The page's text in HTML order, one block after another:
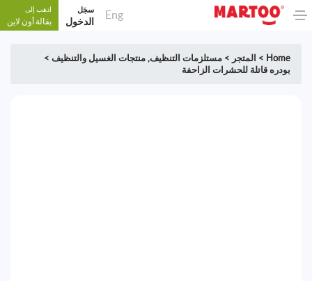
Eng سجَل
الدخول
اذهب إلى
بقالة أون لاين
Home
> المتجر > مستلزمات التنظيف, منتجات الغسيل والتنظيف >
بودره قاتلة للحشرات الزاحفة